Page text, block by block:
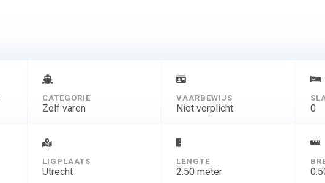
CATEGORIE
Zelf varen
VAARBEWIJS
Niet verplicht 0
LIGPLAATS
Utrecht
LENGTE
2.50 meter